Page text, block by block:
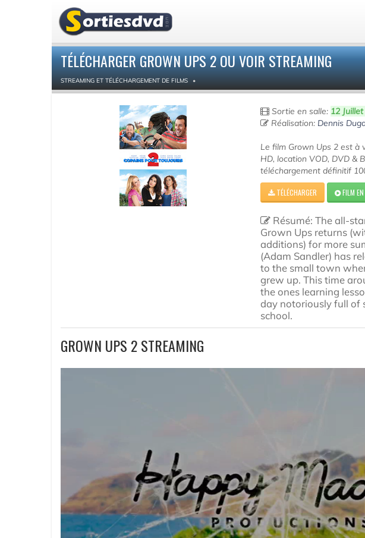
TÉLÉCHARGER GROWN UPS 2 OU VOIR STREAMING
STREAMING ET TÉLÉCHARGEMENT DE FILMS
Sortie en salle: 12
Réalisation: Dennis
Le film Grown Ups 2 est à
HD, location VOD, DVD &
téléchargement définitif
TÉLÉCHARGER FILM
Résumé: The all-
Grown Ups returns
additions) for more
(Adam Sandler) has
to the small town
grew up. This time
the ones learning
day notoriously full of
school.
GROWN UPS 2 STREAMING